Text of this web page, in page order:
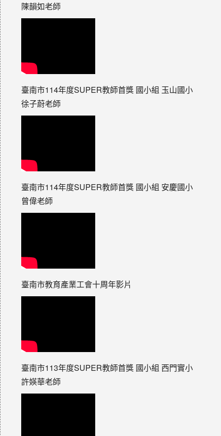
陳韻如老師
臺南市114年度SUPER教師首獎 國小組 玉山國小
徐子蔚老師
臺南市114年度SUPER教師首獎 國小組 安慶國小
曾偉老師
臺南市教育產業工會十周年影片
臺南市113年度SUPER教師首獎 國小組 西門實小
許媖華老師